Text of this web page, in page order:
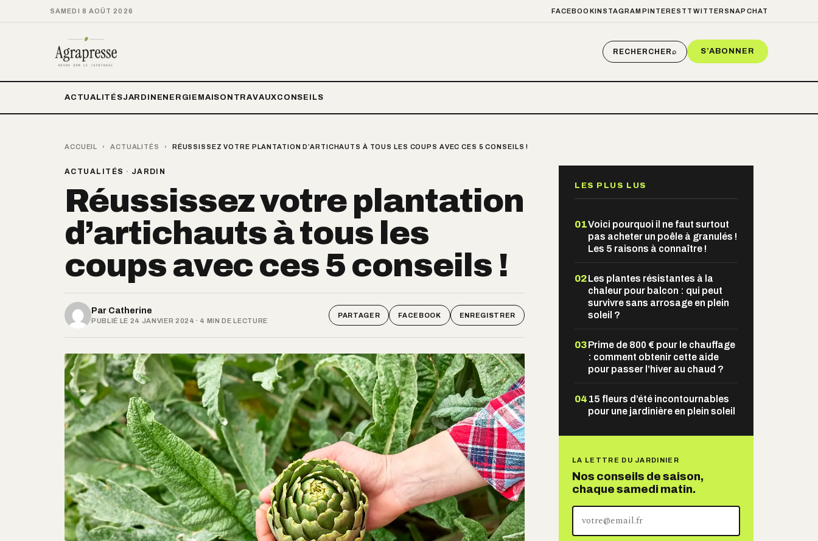
SAMEDI 8 AOÛT 2026 FACEBOOKINSTAGRAM PINTEREST TWITTER SNAPCHAT
RECHERCHER⌕ S’ABONNER
ACTUALITÉSJARDIN ENERGIE MAISON TRAVAUXCONSEILS
ACCUEIL › ACTUALITÉS › RÉUSSISSEZ VOTRE PLANTATION D’ARTICHAUTS À TOUS LES COUPS AVEC CES 5 CONSEILS !
ACTUALITÉS · JARDIN
Réussissez votre plantation
d’artichauts à tous les
coups avec ces 5 conseils !
Par Catherine
PUBLIÉ LE 24 JANVIER 2024 · 4 MIN DE LECTURE
PARTAGER FACEBOOK ENREGISTRER
LES PLUS LUS
01Voici pourquoi il ne faut surtout
pas acheter un poêle à granulés !
Les 5 raisons à connaître !
02Les plantes résistantes à la
chaleur pour balcon : qui peut
survivre sans arrosage en plein
soleil ?
03Prime de 800 € pour le chauffage
: comment obtenir cette aide
pour passer l’hiver au chaud ?
04 15 fleurs d’été incontournables
pour une jardinière en plein soleil
LA LETTRE DU JARDINIER
Nos conseils de saison,
chaque samedi matin.
adresse